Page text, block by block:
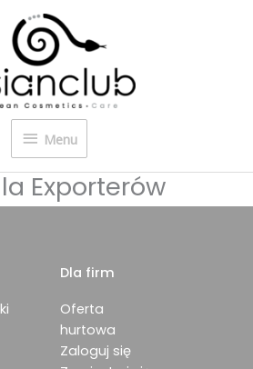
Menu
Menu
Exporterów
Dla firm
Oferta
hurtowa
Zaloguj się